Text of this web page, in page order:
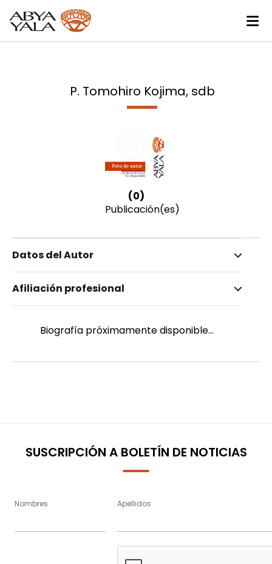
P. Tomohiro Kojima, sdb
(0)
Publicación(es)
Datos del Autor
Kojima, sdb, P. Tomohiro
Masculino
Afiliación profesional
Biografía próximamente disponible...
SUSCRIPCIÓN A BOLETÍN DE NOTICIAS
Nombres Apellidos